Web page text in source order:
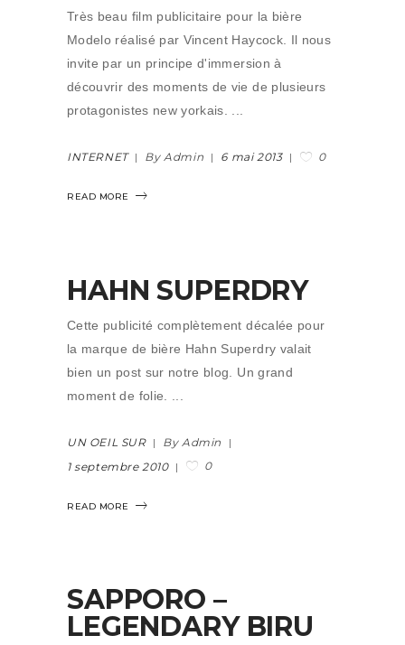
Très beau film publicitaire pour la bière
Modelo réalisé par Vincent Haycock. Il nous
invite par un principe d'immersion à
découvrir des moments de vie de plusieurs
protagonistes new yorkais.
INTERNET By Admin 6 mai 2013 0
READ MORE
HAHN SUPERDRY
Cette publicité complètement décalée pour
la marque de bière Hahn Superdry valait
bien un post sur notre blog. Un grand
moment de folie.
UN OEIL SUR
By Admin
1 septembre 2010
0
READ MORE
SAPPORO –
LEGENDARY BIRU